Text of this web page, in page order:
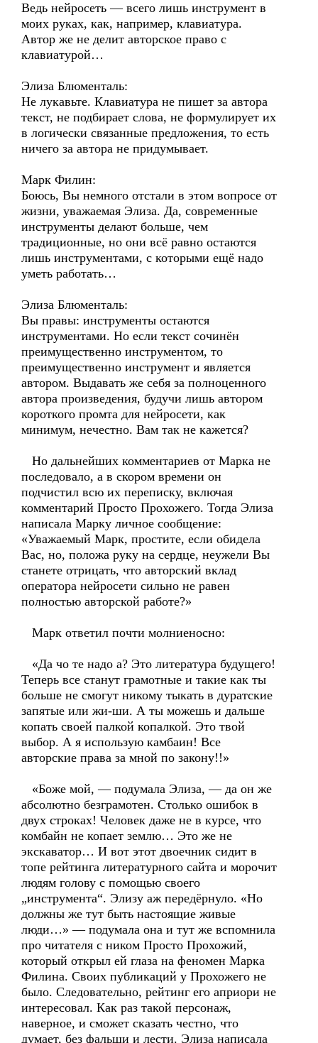
Ведь нейросеть — всего лишь инструмент в
моих руках, как, например, клавиатура.
Автор же не делит авторское право с
клавиатурой…
Элиза Блюменталь:
Не лукавьте. Клавиатура не пишет за автора
текст, не подбирает слова, не формулирует их
в логически связанные предложения, то есть
ничего за автора не придумывает.
Марк Филин:
Боюсь, Вы немного отстали в этом вопросе от
жизни, уважаемая Элиза. Да, современные
инструменты делают больше, чем
традиционные, но они всё равно остаются
лишь инструментами, с которыми ещё надо
уметь работать…
Элиза Блюменталь:
Вы правы: инструменты остаются
инструментами. Но если текст сочинён
преимущественно инструментом, то
преимущественно инструмент и является
автором. Выдавать же себя за полноценного
автора произведения, будучи лишь автором
короткого промта для нейросети, как
минимум, нечестно. Вам так не кажется?
Но дальнейших комментариев от Марка не
последовало, а в скором времени он
подчистил всю их переписку, включая
комментарий Просто Прохожего. Тогда Элиза
написала Марку личное сообщение:
«Уважаемый Марк, простите, если обидела
Вас, но, положа руку на сердце, неужели Вы
станете отрицать, что авторский вклад
оператора нейросети сильно не равен
полностью авторской работе?»
Марк ответил почти молниеносно:
«Да чо те надо а? Это литература будущего!
Теперь все станут грамотные и такие как ты
больше не смогут никому тыкать в дуратские
запятые или жи-ши. А ты можешь и дальше
копать своей палкой копалкой. Это твой
выбор. А я использую камбаин! Все
авторские права за мной по закону!!»
«Боже мой, — подумала Элиза, — да он же
абсолютно безграмотен. Столько ошибок в
двух строках! Человек даже не в курсе, что
комбайн не копает землю… Это же не
экскаватор… И вот этот двоечник сидит в
топе рейтинга литературного сайта и морочит
людям голову с помощью своего
„инструмента“. Элизу аж передёрнуло. «Но
должны же тут быть настоящие живые
люди…» — подумала она и тут же вспомнила
про читателя с ником Просто Прохожий,
который открыл ей глаза на феномен Марка
Филина. Своих публикаций у Прохожего не
было. Следовательно, рейтинг его априори не
интересовал. Как раз такой персонаж,
наверное, и сможет сказать честно, что
думает, без фальши и лести. Элиза написала